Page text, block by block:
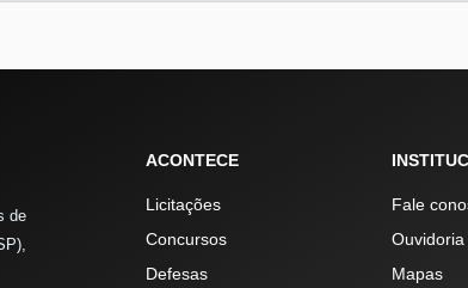
de
ACONTECE
Licitações
Concursos
Defesas
Fale
Ouvidoria
Mapas